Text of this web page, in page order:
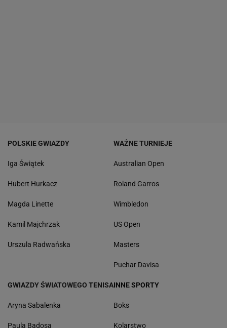
POLSKIE GWIAZDY
Iga Świątek
Hubert Hurkacz
Magda Linette
Kamil Majchrzak
Urszula Radwańska
WAŻNE TURNIEJE
Australian Open
Roland Garros
Wimbledon
US Open
Masters
Puchar Davisa
GWIAZDY ŚWIATOWEGO TENISA
Aryna Sabalenka
Paula Badosa
INNE SPORTY
Boks
Kolarstwo